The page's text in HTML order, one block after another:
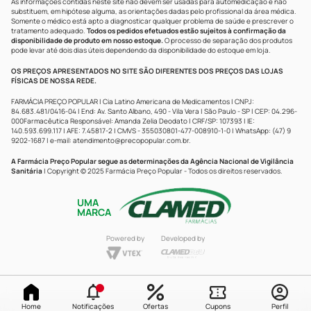
Home Notificações Ofertas Cupons Perfil
substituem, em hipótese alguma, as orientações dadas pelo profissional da área médica.
Somente o médico está apto a diagnosticar qualquer problema de saúde e prescrever o
tratamento adequado. Todos os pedidos efetuados estão sujeitos à confirmação da
disponibilidade de produto em nosso estoque.O processo de separação dos produtos
pode levar até dois dias úteis dependendo da disponibilidade do estoque em loja.
OS PREÇOS APRESENTADOS NO SITE SÃO DIFERENTES DOS PREÇOS DAS LOJAS
FÍSICAS DE NOSSA REDE.
FARMÁCIA PREÇO POPULAR | Cia Latino Americana de Medicamentos | CNPJ:
84.683.481/0416-04 | End: Av. Santo Albano, 490 - Vila Vera | São Paulo - SP | CEP: 04.296-
000Farmacêutica Responsável: Amanda Zelia Deodato | CRF/SP: 107393 | IE:
140.593.699.117 | AFE: 7.45817-2 | CMVS - 355030801-477-008910-1-0 | WhatsApp: (47) 9
9202-1687 | e-mail: atendimento@precopopular.com.br.
A Farmácia Preço Popular segue as determinações da Agência Nacional de Vigilância
Sanitária | Copyright © 2025 Farmácia Preço Popular - Todos os direitos reservados.
UMA
MARCA
Powered by Developed by